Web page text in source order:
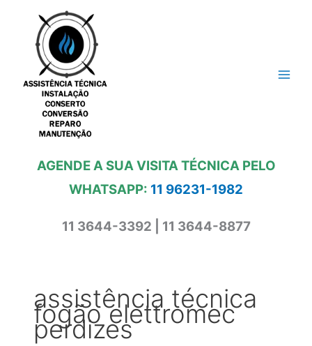
conteúdo
AGENDE A SUA VISITA TÉCNICA PELO
WHATSAPP: 11 96231-1982
11 3644-3392 | 11 3644-8877
assistência técnica
fogão elettromec
perdizes